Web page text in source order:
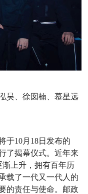
昊、徐囡楠、慕星远
于10月18日发布的
了揭幕仪式。近年来
渐上升，拥有百年历
载了一代又一代人的
的责任与使命。邮政